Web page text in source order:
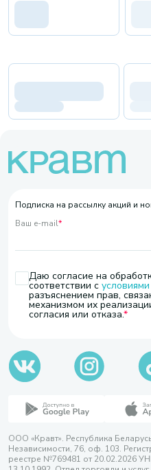
Подписка на рассылку акций и
Ваш e-mail*
Даю согласие на
соответствии с
разъяснением прав,
механизмом их
согласия или отказа.
ООО «Кравт». Республика
Независимости, 76, оф. 103.
реестре №769481 от 20.02.2026